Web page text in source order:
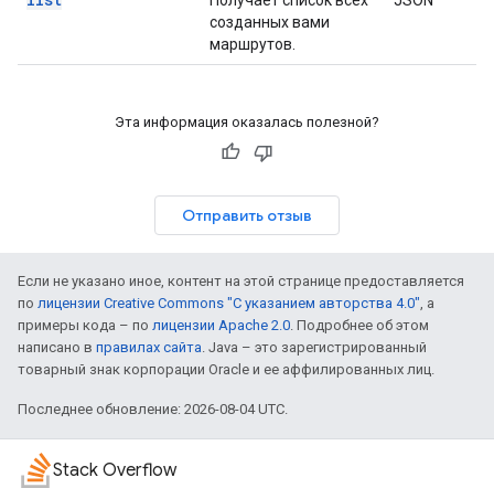
созданных вами
маршрутов.
Эта информация оказалась полезной?
Отправить отзыв
Если не указано иное, контент на этой странице предоставляется
по лицензии Creative Commons "С указанием авторства 4.0", а
примеры кода – по лицензии Apache 2.0. Подробнее об этом
написано в правилах сайта. Java – это зарегистрированный
товарный знак корпорации Oracle и ее аффилированных лиц.
Последнее обновление: 2026-08-04 UTC.
Stack Overflow